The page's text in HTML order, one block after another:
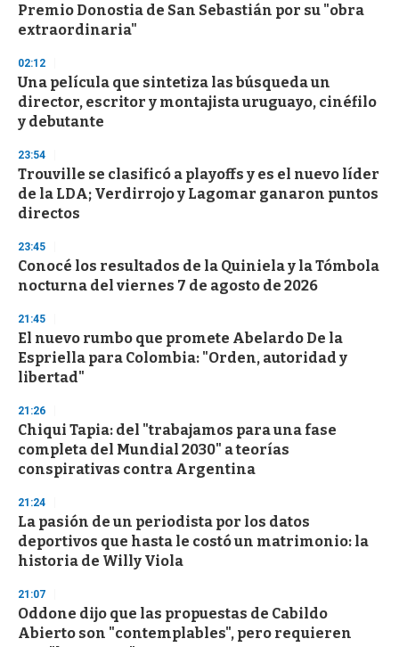
o
f
3
s
e
c
o
n
d
s
Premio Donostia de San Sebastián por su "obra
extraordinaria"
02:12
Una película que sintetiza las búsqueda un
director, escritor y montajista uruguayo, cinéfilo
y debutante
23:54
Trouville se clasificó a playoffs y es el nuevo líder
de la LDA; Verdirrojo y Lagomar ganaron puntos
directos
23:45
Conocé los resultados de la Quiniela y la Tómbola
nocturna del viernes 7 de agosto de 2026
21:45
El nuevo rumbo que promete Abelardo De la
Espriella para Colombia: "Orden, autoridad y
libertad"
21:26
Chiqui Tapia: del "trabajamos para una fase
completa del Mundial 2030" a teorías
conspirativas contra Argentina
21:24
La pasión de un periodista por los datos
deportivos que hasta le costó un matrimonio: la
historia de Willy Viola
21:07
Oddone dijo que las propuestas de Cabildo
Abierto son "contemplables", pero requieren